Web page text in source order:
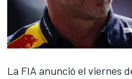
La FIA anunció el viernes